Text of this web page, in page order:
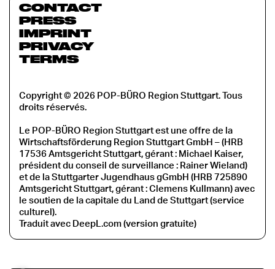
CONTACT
PRESS
IMPRINT
PRIVACY
TERMS
Copyright © 2026 POP-BÜRO Region Stuttgart. Tous
droits réservés.
Le POP-BÜRO Region Stuttgart est une offre de la
Wirtschaftsförderung Region Stuttgart GmbH – (HRB
17536 Amtsgericht Stuttgart, gérant : Michael Kaiser,
président du conseil de surveillance : Rainer Wieland)
et de la Stuttgarter Jugendhaus gGmbH (HRB 725890
Amtsgericht Stuttgart, gérant : Clemens Kullmann) avec
le soutien de la capitale du Land de Stuttgart (service
culturel).
Traduit avec DeepL.com (version gratuite)